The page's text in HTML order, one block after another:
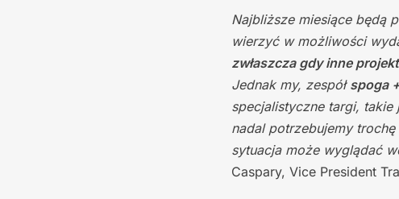
Najbliższe miesiące będą
wierzyć w możliwości
zwłaszcza gdy inne
Jednak my, zespół spoga
specjalistyczne targi,
nadal potrzebujemy
sytuacja może wyglądać
Caspary, Vice President